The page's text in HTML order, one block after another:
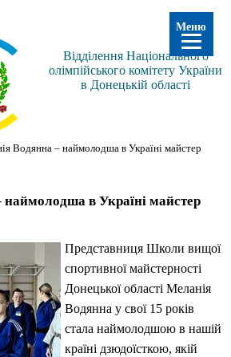
Відділення Національного
олімпійського комітету України
в Донецькій області
Водянна – наймолодша в Україні майстер
в Україні майстер
Представниця Школи вищої
спортивної майстерності
Донецької області Меланія
Водянна у свої 15 років
стала наймолодшою в нашій
країні дзюдоїсткою, якій
Меню